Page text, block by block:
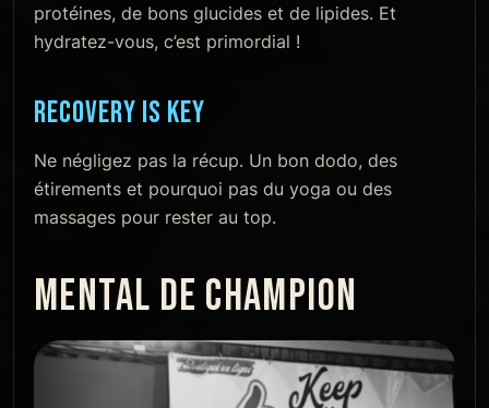
protéines, de bons glucides et de lipides. Et
hydratez-vous, c’est primordial !
RECOVERY IS KEY
Ne négligez pas la récup. Un bon dodo, des
étirements et pourquoi pas du yoga ou des
massages pour rester au top.
MENTAL DE CHAMPION